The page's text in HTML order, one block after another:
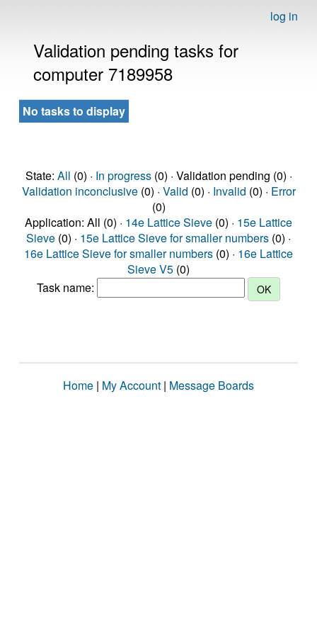
log in
Validation pending tasks for
computer 7189958
No tasks to display
State: All (0) · In progress(0) · Validation pending (0) ·
Validation inconclusive(0) · Valid (0) · Invalid (0) · Error
(0)
Application: All (0) · 14e Lattice Sieve (0) · 15e Lattice
Sieve (0) · 15e Lattice Sieve for smaller numbers (0) ·
16e Lattice Sieve for smaller numbers (0) · 16e Lattice
Sieve V5 (0)
Task name:
Home | My Account | Message Boards